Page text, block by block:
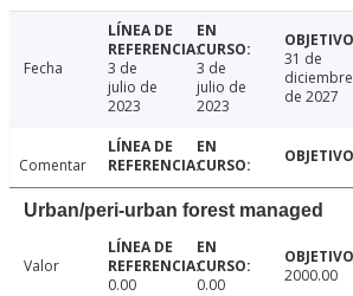
Fecha
3 de
julio de
2023
3 de
julio de
2023
31 de
diciembre
de 2027
Comentar
Urban/peri-urban forest managed
Valor
0.00
0.00 2000.00